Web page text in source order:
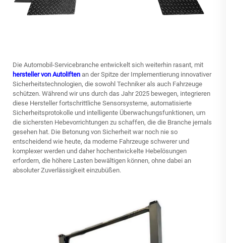
Die Automobil-Servicebranche entwickelt sich weiterhin rasant, mit
hersteller von Autoliften an der Spitze der Implementierung innovativer
Sicherheitstechnologien, die sowohl Techniker als auch Fahrzeuge
schützen. Während wir uns durch das Jahr 2025 bewegen, integrieren
diese Hersteller fortschrittliche Sensorsysteme, automatisierte
Sicherheitsprotokolle und intelligente Überwachungsfunktionen, um
die sichersten Hebevorrichtungen zu schaffen, die die Branche jemals
gesehen hat. Die Betonung von Sicherheit war noch nie so
entscheidend wie heute, da moderne Fahrzeuge schwerer und
komplexer werden und daher hochentwickelte Hebelösungen
erfordern, die höhere Lasten bewältigen können, ohne dabei an
absoluter Zuverlässigkeit einzubüßen.